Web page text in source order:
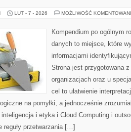
LUT - 7 - 2026 MOŻLIWOŚĆ
Kompendium po ogólnym
danych to miejsce, które
informacjami
Strona jest przygotowana
organizacjach oraz u
cel to ułatwienie
na pomyłki, a jednocześnie
i etyka i Cloud Computing i
reguły przetwarzania […]